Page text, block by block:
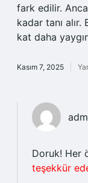
fark edilir.
kadar tanı
kat daha
Kasım 7, 2025
Doruk! Her
teşekkür